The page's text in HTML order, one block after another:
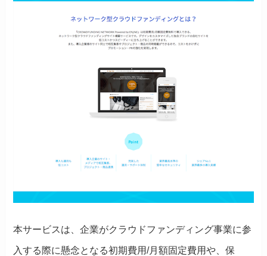
本サービスは、企業がクラウドファンディング事業に参
入する際に懸念となる初期費用/月額固定費用や、保